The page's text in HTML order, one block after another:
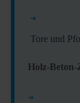
➜
Tore und
Holz-Beton-
➜